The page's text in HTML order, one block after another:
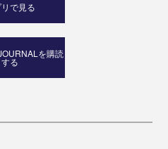
で見る
を購読
する